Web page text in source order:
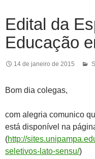
Edital da
Educação
14 de janeiro de 2015
Bom dia colegas,
com alegria comunico
está disponível na
(http://
seletivos-lato-sensu/)